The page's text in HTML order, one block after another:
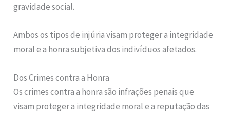
gravidade social.
Ambos os tipos de injúria visam proteger a integridade
moral e a honra subjetiva dos indivíduos afetados.
Dos Crimes contra a Honra
Os crimes contra a honra são infrações penais que
visam proteger a integridade moral e a reputação das